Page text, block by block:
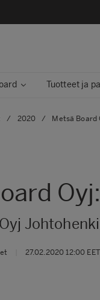
Tuotteet ja
/ 2020 / Metsä Board
27.02.2020 12:00 EET